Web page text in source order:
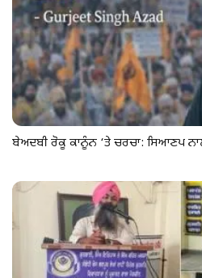
ਬੇਅਦਬੀ ਰੋਕੂ ਕਾਨੂੰਨ ‘ਤੇ ਚਰਚਾ: ਸਿਆਣਪ